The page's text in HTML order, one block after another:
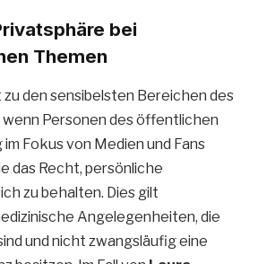
bei
Themen
den sensibelsten Bereichen des
Personen des öffentlichen
Fokus von Medien und Fans
das Recht, persönliche
zu behalten. Dies gilt
Angelegenheiten, die
und nicht zwangsläufig eine